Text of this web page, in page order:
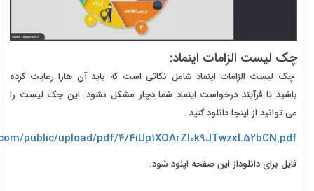
چک لیست الزامات اینماد:
چک لیست الزامات اینماد شامل نکاتی است که باید آن هارا رعایت کرده
باشید تا فرآیند درخواست اینماد شما دچار مشکل نشود. این چک لیست را
می توانید از اینجا دانلود کنید.
public/upload/pdf/4/4iUp1XOArZI0k9JTwzxL52bCN.pdf
فایل برای دانلوداز این صفحه اپلود شود.